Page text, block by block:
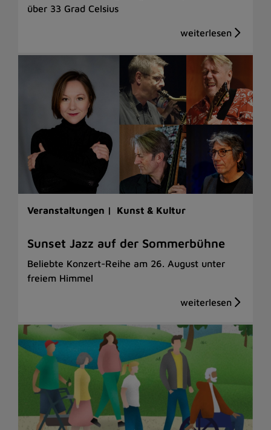
über 33 Grad Celsius
Veranstaltungen | Kunst & Kultur
Sunset Jazz auf der Sommerbühne
Beliebte Konzert-Reihe am 26. August unter
freiem Himmel